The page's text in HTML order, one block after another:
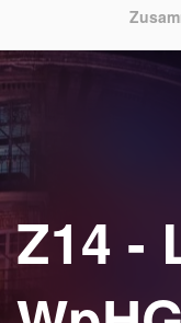
Z14 -